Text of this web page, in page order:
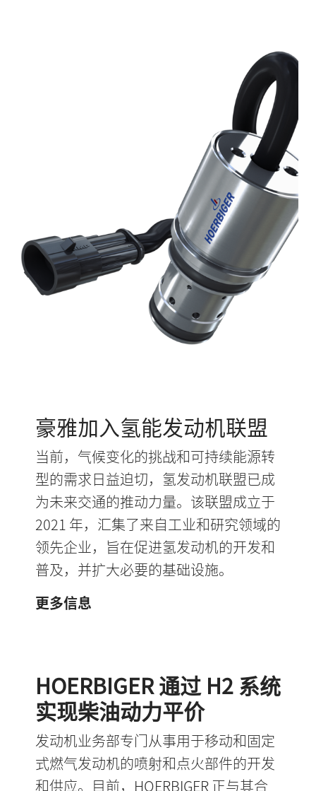
豪雅加入氢能发动机联盟
当前，气候变化的挑战和可持续能源转
型的需求日益迫切，氢发动机联盟已成
为未来交通的推动力量。该联盟成立于
2021 年，汇集了来自工业和研究领域的
领先企业，旨在促进氢发动机的开发和
普及，并扩大必要的基础设施。
更多信息
HOERBIGER 通过 H2 系统
实现柴油动力平价
发动机业务部专门从事用于移动和固定
式燃气发动机的喷射和点火部件的开发
和供应。目前，HOERBIGER 正与其合